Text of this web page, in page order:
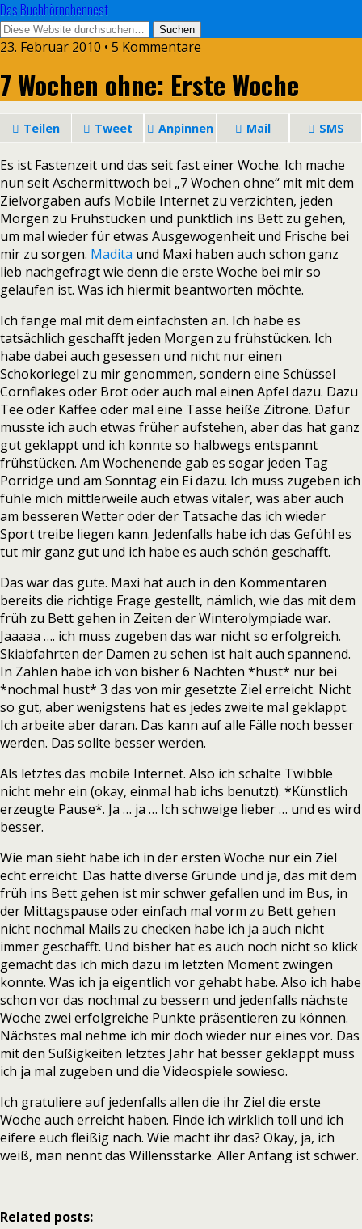
Das Buchhörnchennest
23. Februar 2010 • 5 Kommentare
7 Wochen ohne: Erste Woche
Teilen Tweet Anpinnen Mail SMS
Es ist Fastenzeit und das seit fast einer Woche. Ich mache
nun seit Aschermittwoch bei „7 Wochen ohne“ mit mit dem
Zielvorgaben aufs Mobile Internet zu verzichten, jeden
Morgen zu Frühstücken und pünktlich ins Bett zu gehen,
um mal wieder für etwas Ausgewogenheit und Frische bei
mir zu sorgen. Madita und Maxi haben auch schon ganz
lieb nachgefragt wie denn die erste Woche bei mir so
gelaufen ist. Was ich hiermit beantworten möchte.
Ich fange mal mit dem einfachsten an. Ich habe es
tatsächlich geschafft jeden Morgen zu frühstücken. Ich
habe dabei auch gesessen und nicht nur einen
Schokoriegel zu mir genommen, sondern eine Schüssel
Cornflakes oder Brot oder auch mal einen Apfel dazu. Dazu
Tee oder Kaffee oder mal eine Tasse heiße Zitrone. Dafür
musste ich auch etwas früher aufstehen, aber das hat ganz
gut geklappt und ich konnte so halbwegs entspannt
frühstücken. Am Wochenende gab es sogar jeden Tag
Porridge und am Sonntag ein Ei dazu. Ich muss zugeben ich
fühle mich mittlerweile auch etwas vitaler, was aber auch
am besseren Wetter oder der Tatsache das ich wieder
Sport treibe liegen kann. Jedenfalls habe ich das Gefühl es
tut mir ganz gut und ich habe es auch schön geschafft.
Das war das gute. Maxi hat auch in den Kommentaren
bereits die richtige Frage gestellt, nämlich, wie das mit dem
früh zu Bett gehen in Zeiten der Winterolympiade war.
Jaaaaa …. ich muss zugeben das war nicht so erfolgreich.
Skiabfahrten der Damen zu sehen ist halt auch spannend.
In Zahlen habe ich von bisher 6 Nächten *hust* nur bei
*nochmal hust* 3 das von mir gesetzte Ziel erreicht. Nicht
so gut, aber wenigstens hat es jedes zweite mal geklappt.
Ich arbeite aber daran. Das kann auf alle Fälle noch besser
werden. Das sollte besser werden.
Als letztes das mobile Internet. Also ich schalte Twibble
nicht mehr ein (okay, einmal hab ichs benutzt). *Künstlich
erzeugte Pause*. Ja … ja … Ich schweige lieber … und es wird
besser.
Wie man sieht habe ich in der ersten Woche nur ein Ziel
echt erreicht. Das hatte diverse Gründe und ja, das mit dem
früh ins Bett gehen ist mir schwer gefallen und im Bus, in
der Mittagspause oder einfach mal vorm zu Bett gehen
nicht nochmal Mails zu checken habe ich ja auch nicht
immer geschafft. Und bisher hat es auch noch nicht so klick
gemacht das ich mich dazu im letzten Moment zwingen
konnte. Was ich ja eigentlich vor gehabt habe. Also ich habe
schon vor das nochmal zu bessern und jedenfalls nächste
Woche zwei erfolgreiche Punkte präsentieren zu können.
Nächstes mal nehme ich mir doch wieder nur eines vor. Das
mit den Süßigkeiten letztes Jahr hat besser geklappt muss
ich ja mal zugeben und die Videospiele sowieso.
Ich gratuliere auf jedenfalls allen die ihr Ziel die erste
Woche auch erreicht haben. Finde ich wirklich toll und ich
eifere euch fleißig nach. Wie macht ihr das? Okay, ja, ich
weiß, man nennt das Willensstärke. Aller Anfang ist schwer.
Related posts: